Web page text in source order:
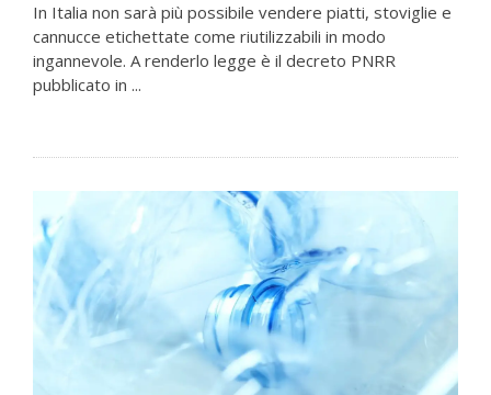
In Italia non sarà più possibile vendere piatti, stoviglie e
cannucce etichettate come riutilizzabili in modo
ingannevole. A renderlo legge è il decreto PNRR
pubblicato in ...